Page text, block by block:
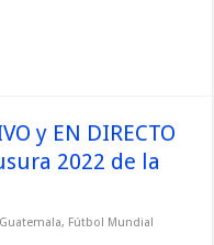
y EN DIRECTO
2022 de la
, Fútbol Mundial